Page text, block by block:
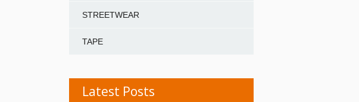
STREETWEAR
TAPE
Latest Posts